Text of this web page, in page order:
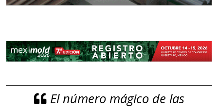
El número mágico de las